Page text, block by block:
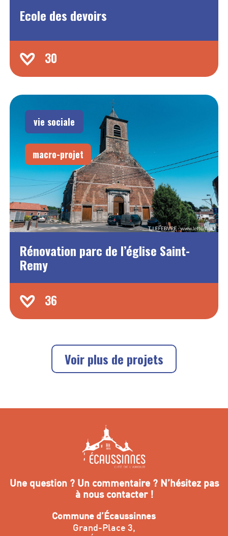
Ecole des devoirs
30
vie sociale
macro-projet
Rénovation parc de l’église Saint-
Remy
36
Voir plus de projets
Une question ? Un commentaire ? N’hésitez pas
à nous contacter !
Commune d’Écaussinnes
Grand-Place 3,